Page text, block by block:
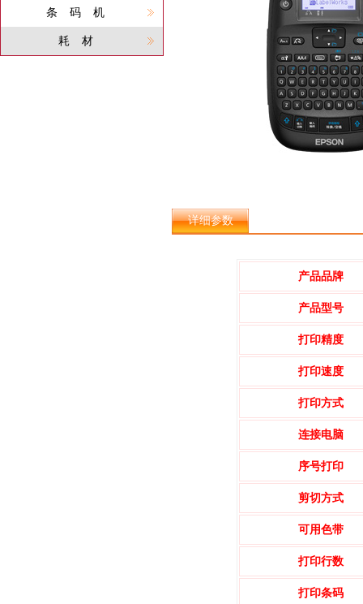
条码机
耗材
详细参数
产品品牌
产品型号
打印精度
打印速度
打印方式
连接电脑
序号打印
剪切方式
可用色带
打印行数
打印条码